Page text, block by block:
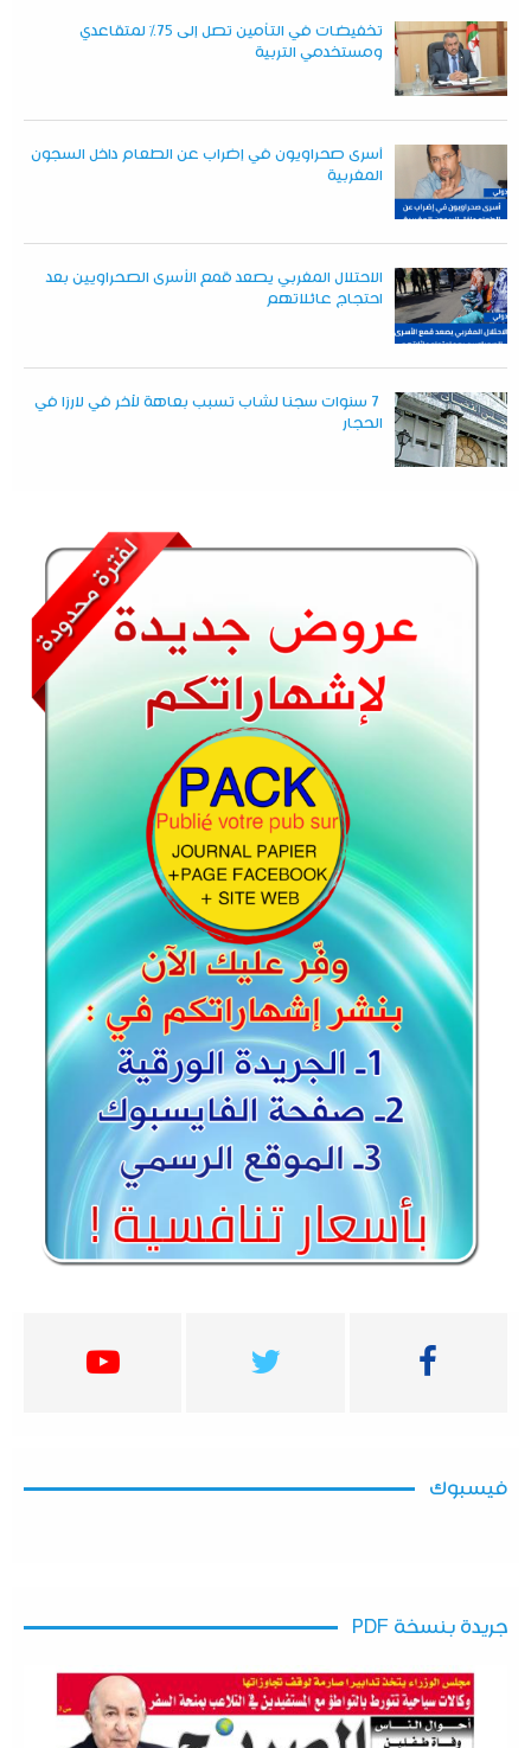
تخفيضات في التأمين تصل إلى 75% لمتقاعدي
ومستخدمي التربية
أسرى صحراويون في إضراب عن الطعام داخل السجون
المغربية
الاحتلال المغربي يصعد قمع الأسرى الصحراويين بعد
احتجاج عائلاتهم
7 سنوات سجنا لشاب تسبب بعاهة لآخر في لارزا في
الحجار
فيسبوك
جريدة بنسخة PDF